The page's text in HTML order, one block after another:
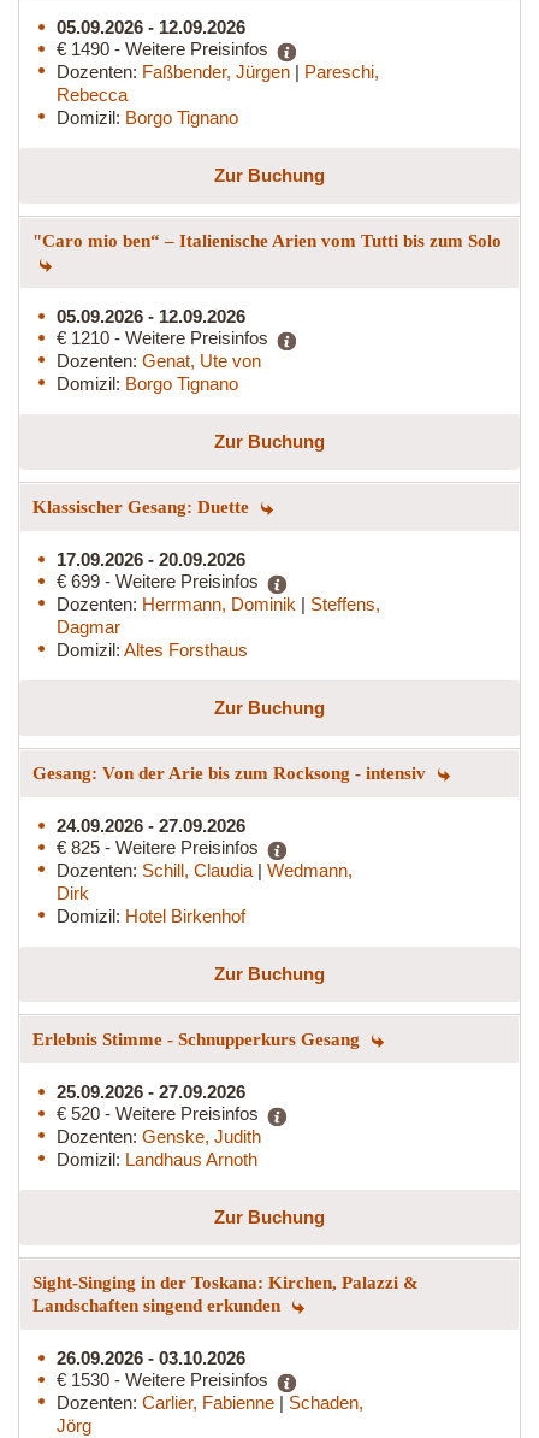
05.09.2026 - 12.09.2026
€ 1490 - Weitere Preisinfos
Dozenten: Faßbender, Jürgen | Pareschi,
Rebecca
Domizil: Borgo Tignano
Zur Buchung
"Caro mio ben“ – Italienische Arien vom Tutti bis zum Solo
05.09.2026 - 12.09.2026
€ 1210 - Weitere Preisinfos
Dozenten: Genat, Ute von
Domizil: Borgo Tignano
Zur Buchung
Klassischer Gesang: Duette
17.09.2026 - 20.09.2026
€ 699 - Weitere Preisinfos
Dozenten: Herrmann, Dominik | Steffens,
Dagmar
Domizil: Altes Forsthaus
Zur Buchung
Gesang: Von der Arie bis zum Rocksong - intensiv
24.09.2026 - 27.09.2026
€ 825 - Weitere Preisinfos
Dozenten: Schill, Claudia | Wedmann,
Dirk
Domizil: Hotel Birkenhof
Zur Buchung
Erlebnis Stimme - Schnupperkurs Gesang
25.09.2026 - 27.09.2026
€ 520 - Weitere Preisinfos
Dozenten: Genske, Judith
Domizil: Landhaus Arnoth
Zur Buchung
Sight-Singing in der Toskana: Kirchen, Palazzi &
Landschaften singend erkunden
26.09.2026 - 03.10.2026
€ 1530 - Weitere Preisinfos
Dozenten: Carlier, Fabienne | Schaden,
Jörg